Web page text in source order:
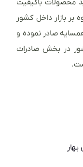
محصولات باکیفیت
بر بازار داخل کشور
صادر نموده و
در بخش صادرات